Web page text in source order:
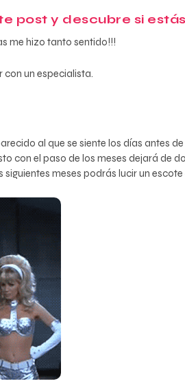
post y descubre si
me hizo tanto sentido!!!
un especialista.
al que se siente los días antes
con el paso de los meses dejará de
meses podrás lucir un escote